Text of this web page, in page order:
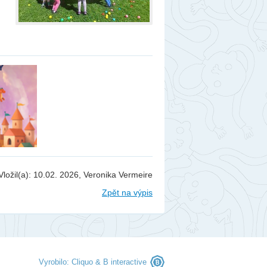
10.02. 2026, Veronika Vermeire
Zpět na výpis
Vyrobilo: Cliquo & B interactive